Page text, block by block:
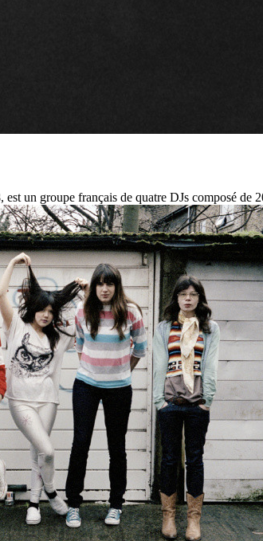
un groupe français de quatre DJs composé